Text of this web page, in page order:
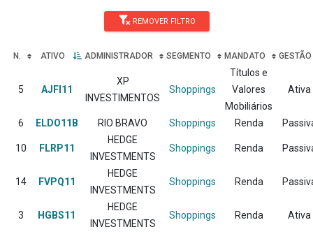
REMOVER FILTRO
N. ATIVO ADMINISTRADOR SEGMENTO MANDATO GESTÃO
5 AJFI11
XP
INVESTIMENTOS
Shoppings
Títulos e
Valores
Mobiliários
Ativa
6 ELDO11B RIO BRAVO Shoppings Renda
10 FLRP11
HEDGE
INVESTMENTS
Shoppings Renda
14 FVPQ11
HEDGE
INVESTMENTS
Shoppings Renda
3 HGBS11
HEDGE
INVESTMENTS
Shoppings Renda Ativa